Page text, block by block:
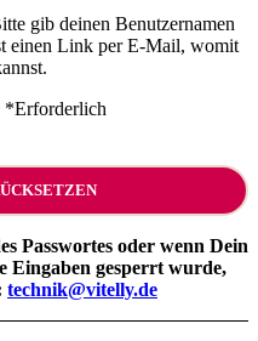
gib deinen Benutzernamen
einen Link per E-Mail, womit
*Erforderlich
Passwortes oder wenn Dein
Eingaben gesperrt wurde,
technik@vitelly.de